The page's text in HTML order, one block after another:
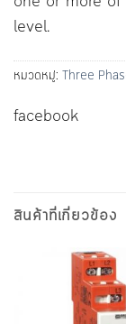
level.
หมวดหมู่: Three
facebook
สินค้าที่เกี่ยวข้อง